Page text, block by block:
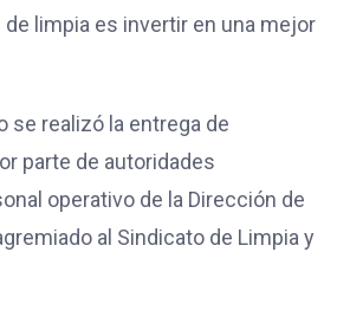
limpia es invertir en una mejor
se realizó la entrega de
parte de autoridades
operativo de la Dirección de
al Sindicato de Limpia y